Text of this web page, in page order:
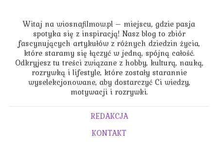
Witaj na wiosnafilmow.pl – miejscu, gdzie pasja
spotyka się z inspiracją! Nasz blog to zbiór
fascynujących artykułów z różnych dziedzin życia,
które staramy się łączyć w jedną, spójną całość.
Odkryjesz tu treści związane z hobby, kulturą, nauką,
rozrywką i lifestyle, które zostały starannie
wyselekcjonowane, aby dostarczyć Ci wiedzy,
motywacji i rozrywki.
REDAKCJA
KONTAKT